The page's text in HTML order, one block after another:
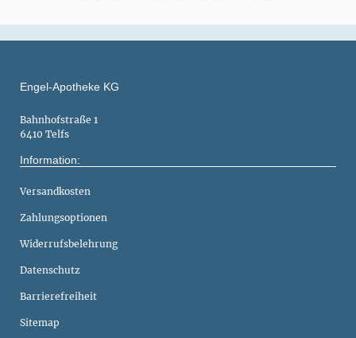
Engel-Apotheke KG
Bahnhofstraße 1
6410 Telfs
Information:
Versandkosten
Zahlungsoptionen
Widerrufsbelehrung
Datenschutz
Barrierefreiheit
Sitemap